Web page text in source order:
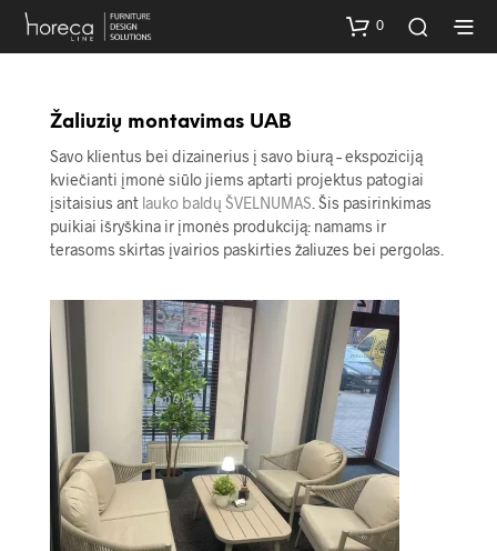
0
Žaliuzių montavimas UAB
Savo klientus bei dizainerius į savo biurą – ekspoziciją
kviečianti įmonė siūlo jiems aptarti projektus patogiai
įsitaisius ant lauko baldų ŠVELNUMAS . Šis pasirinkimas
puikiai išryškina ir įmonės produkciją: namams ir
terasoms skirtas įvairios paskirties žaliuzes bei pergolas.